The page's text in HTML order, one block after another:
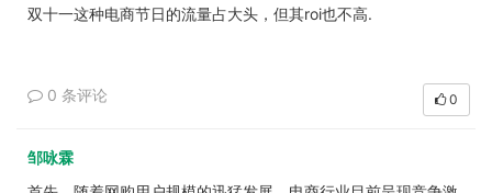
双十一这种电商节日的流量占大头，但其roi也不高.
0 条评论 0
邹咏霖